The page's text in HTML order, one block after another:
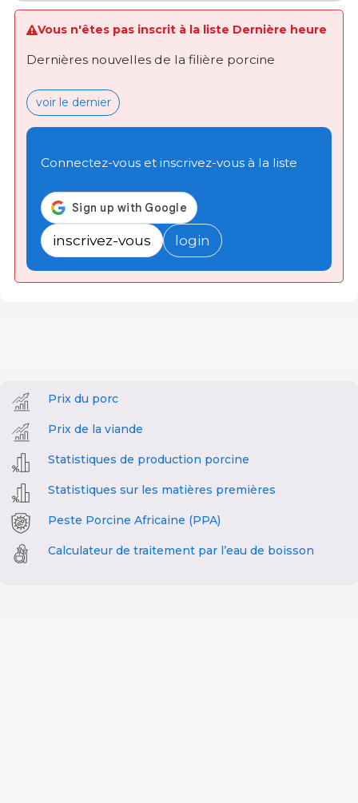
Vous n'êtes pas inscrit à la liste Dernière heure
Dernières nouvelles de la filière porcine
voir le dernier
Connectez-vous et inscrivez-vous à la liste
inscrivez-vous login
Prix du porc
Prix de la viande
Statistiques de production porcine
Statistiques sur les matières premières
Peste Porcine Africaine (PPA)
Calculateur de traitement par l’eau de boisson